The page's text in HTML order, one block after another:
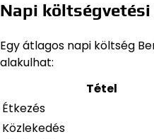
Napi költségvetési
Egy átlagos napi költség
alakulhat:
Tétel
Étkezés
Közlekedés